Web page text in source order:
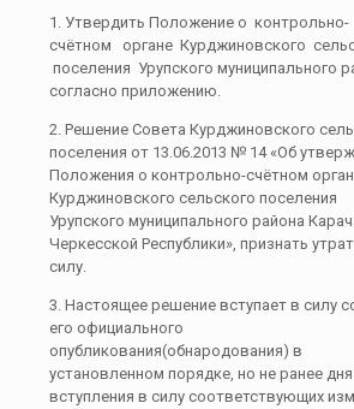
1. Утвердить Положение о контрольно-
счётном органе Курджиновского
поселения Урупского муниципального
согласно приложению.
2. Решение Совета Курджиновского
поселения от 13.06.2013 № 14 «Об
Положения о контрольно-счётном
Курджиновского сельского поселения
Урупского муниципального района
Черкесской Республики», признать
силу.
3. Настоящее решение вступает в силу
его официального
опубликования(обнародования) в
установленном порядке, но не ранее дня
вступления в силу соответствующих